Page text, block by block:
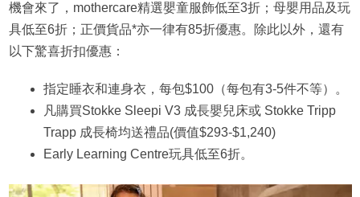
機會來了，mothercare精選嬰童服飾低至3折；母嬰用品及玩
具低至6折；正價貨品*亦一律有85折優惠。除此以外，還有
以下驚喜折扣優惠：
指定睡衣和連身衣，每包$100（每包有3-5件不等）。
凡購買Stokke Sleepi V3 成長嬰兒床或 Stokke Tripp
Trapp 成長椅均送禮品(價值$293-$1,240)
Early Learning Centre玩具低至6折。